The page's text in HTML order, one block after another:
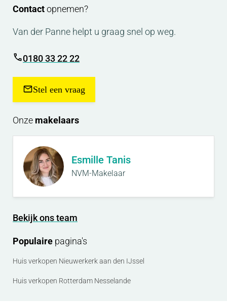
Contactopnemen?
Van der Panne helpt u graag snel op weg.
0180 33 22 22
Stel een vraag
Onze makelaars
Esmille Tanis
NVM-Makelaar
Bekijk ons team
Populaire pagina's
Huis verkopen Nieuwerkerk aan den IJssel
Huis verkopen Rotterdam Nesselande